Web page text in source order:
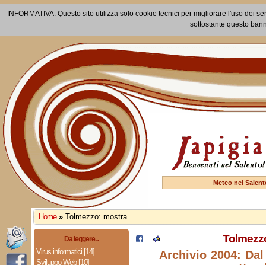
INFORMATIVA: Questo sito utilizza solo cookie tecnici per migliorare l'uso dei
sottostante questo
Meteo nel
Home » Tolmezzo: mostra
Da leggere...
Virus informatici [14]
Sviluppo Web [10]
Archivio 2004: